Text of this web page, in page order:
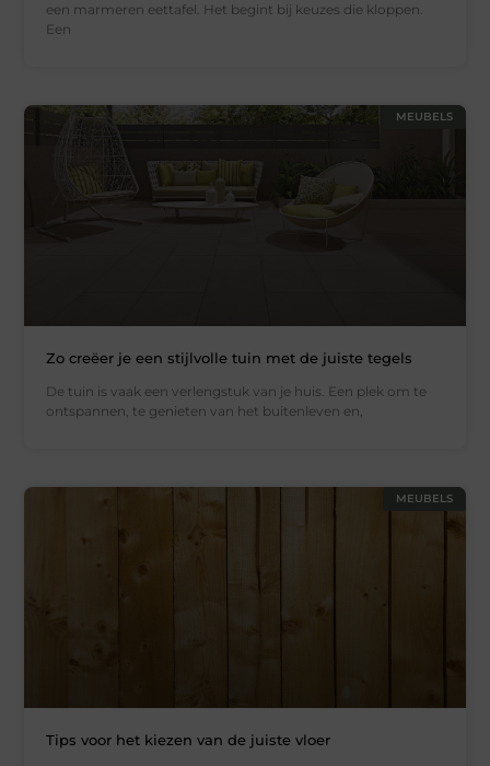
een marmeren eettafel. Het begint bij keuzes die kloppen.
Een
MEUBELS
Zo creëer je een stijlvolle tuin met de juiste tegels
De tuin is vaak een verlengstuk van je huis. Een plek om te
ontspannen, te genieten van het buitenleven en,
MEUBELS
Tips voor het kiezen van de juiste vloer